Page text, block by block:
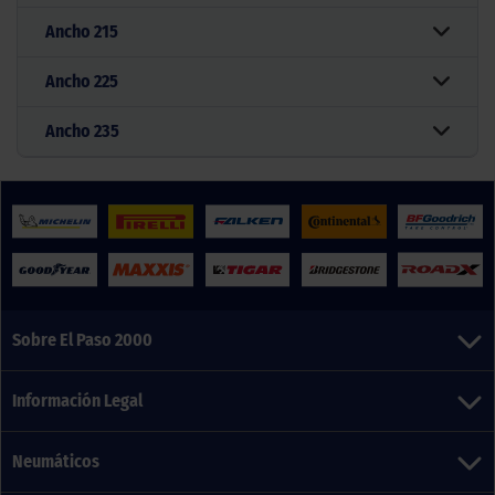
Ancho 215
Ancho 225
Ancho 235
Sobre El Paso 2000
Información Legal
Neumáticos